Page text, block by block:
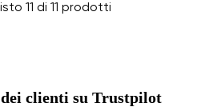
11 di 11 prodotti
dei clienti su Trustpilot